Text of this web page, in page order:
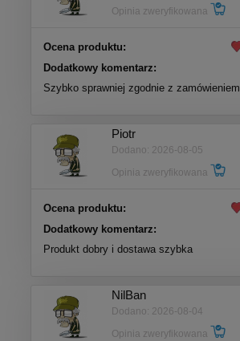
Opinia zweryfikowana
Ocena produktu:
Dodatkowy komentarz:
Szybko sprawniej zgodnie z zamówieniem.
Piotr
Dodano: 2026-08-05
Opinia zweryfikowana
Ocena produktu:
Dodatkowy komentarz:
Produkt dobry i dostawa szybka
NilBan
Dodano: 2026-08-04
Opinia zweryfikowana